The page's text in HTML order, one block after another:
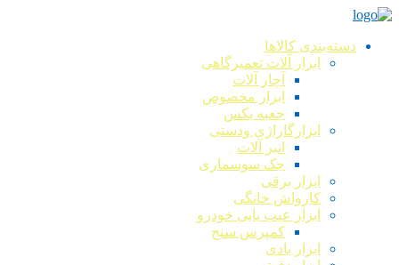
دسته‌بندی کالاها
ابزار آلات تعمیرگاهی
آچار آلات
ابزار مخصوص
جعبه بکس
ابزارگاراژی ودستی
انبر آلات
جک سوسماری
ابزار برقی
کارواش خانگی
ابزار عیب یابی خودرو
کمپرس سنج
ابزار بادی